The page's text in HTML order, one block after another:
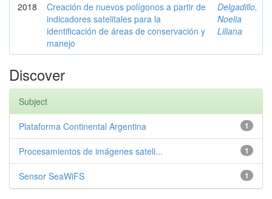
2018
Creación de nuevos polígonos a partir de
indicadores satelitales para la
identificación de áreas de conservación y
manejo
Delgadillo,
Noelia
Liliana
Discover
Subject
1
Plataforma Continental Argentina
1
Procesamientos de imágenes sateli...
1
Sensor SeaWiFS